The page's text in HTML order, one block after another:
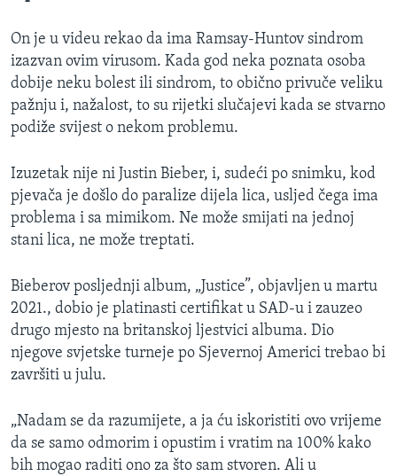
On je u videu rekao da ima Ramsay-Huntov sindrom
izazvan ovim virusom. Kada god neka poznata osoba
dobije neku bolest ili sindrom, to obično privuče veliku
pažnju i, nažalost, to su rijetki slučajevi kada se stvarno
podiže svijest o nekom problemu.
Izuzetak nije ni Justin Bieber, i, sudeći po snimku, kod
pjevača je došlo do paralize dijela lica, usljed čega ima
problema i sa mimikom. Ne može smijati na jednoj
stani lica, ne može treptati.
Bieberov posljednji album, „Justice”, objavljen u martu
2021., dobio je platinasti certifikat u SAD-u i zauzeo
drugo mjesto na britanskoj ljestvici albuma. Dio
njegove svjetske turneje po Sjevernoj Americi trebao bi
završiti u julu.
„Nadam se da razumijete, a ja ću iskoristiti ovo vrijeme
da se samo odmorim i opustim i vratim na 100% kako
bih mogao raditi ono za što sam stvoren. Ali u